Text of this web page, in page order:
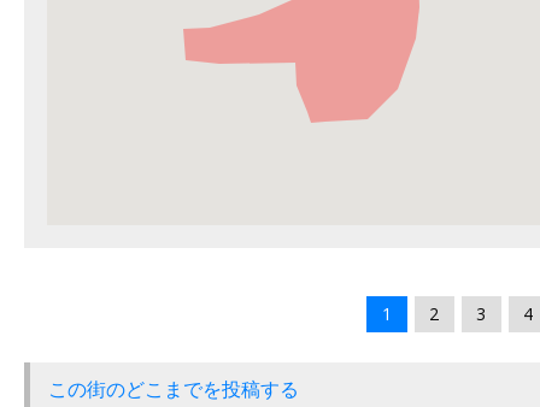
1 2 3 4
この街のどこまでを投稿する